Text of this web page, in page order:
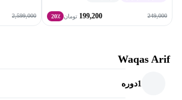
249,000
199,200 تومان 20٪ 2,599,000
Waqas Arif
1دوره